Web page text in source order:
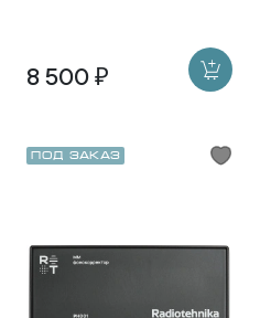
8 500 ₽
Под заказ